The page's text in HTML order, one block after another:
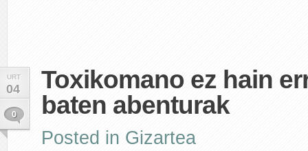
URT
04
0
Toxikomano ez hain
baten abenturak
Posted in Gizartea